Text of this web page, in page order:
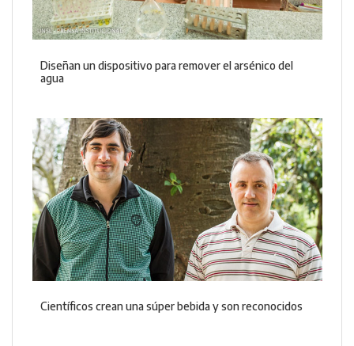
Diseñan un dispositivo para remover el arsénico del
agua
Científicos crean una súper bebida y son reconocidos